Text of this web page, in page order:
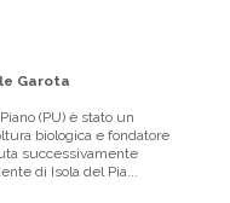
Garota
(PU) è stato un
biologica e fondatore
successivamente
di Isola del Pia...